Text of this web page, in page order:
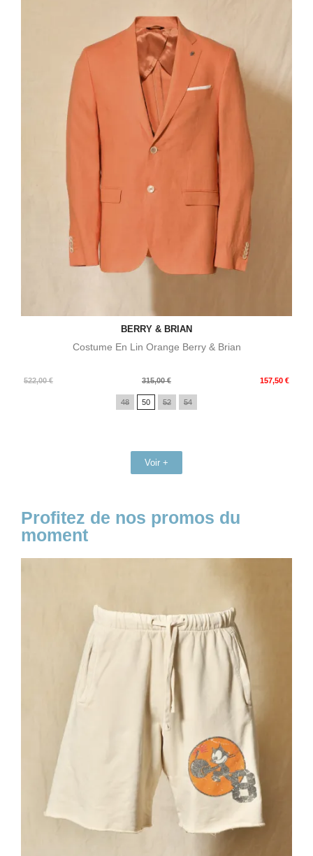
BERRY & BRIAN
Costume En Lin Orange Berry & Brian
522,00 €
Prix
315,00 € 157,50 €
Prix
48 50 52 54
Voir +
Profitez de nos promos du
moment